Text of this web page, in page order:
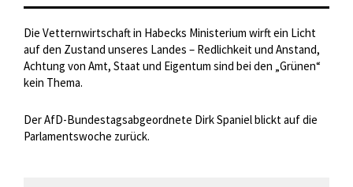
Die Vetternwirtschaft in Habecks Ministerium wirft ein Licht
auf den Zustand unseres Landes – Redlichkeit und Anstand,
Achtung von Amt, Staat und Eigentum sind bei den „Grünen“
kein Thema.
Der AfD-Bundestagsabgeordnete Dirk Spaniel blickt auf die
Parlamentswoche zurück.